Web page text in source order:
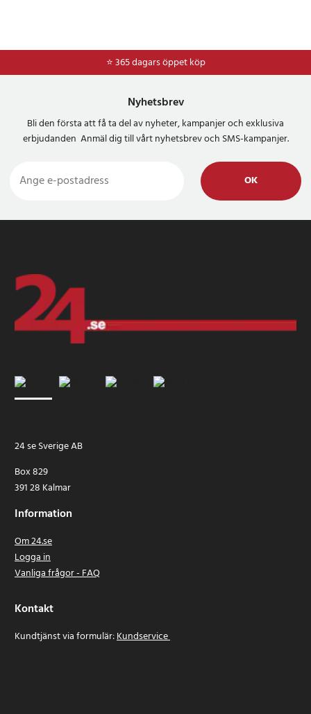
⭐ 365 dagars öppet köp
⭐Frakt 49kr *
Nyhetsbrev
Bli den första att få ta del av nyheter, kampanjer och exklusiva
erbjudanden Anmäl dig till vårt nyhetsbrev och SMS-kampanjer.
OK
24 se Sverige AB
Box 829
391 28 Kalmar
Information
Om 24.se
Logga in
Vanliga frågor - FAQ
Kontakt
Kundtjänst via formulär:Kundservice